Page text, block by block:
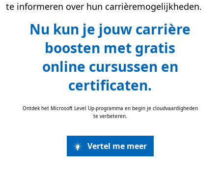
te informeren over hun carrièremogelijkheden.
Nu kun je jouw carrière
boosten met gratis
online cursussen en
certificaten.
Ontdek het Microsoft Level Up-programma en begin je cloudvaardigheden
te verbeteren.
Vertel me meer